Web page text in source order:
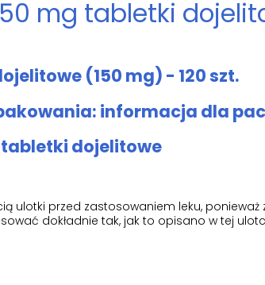
mg tabletki
(150 mg) - 120 szt.
informacja dla
tabletki dojelitowe
ulotki przed zastosowaniem leku,
dokładnie tak, jak to opisano w tej